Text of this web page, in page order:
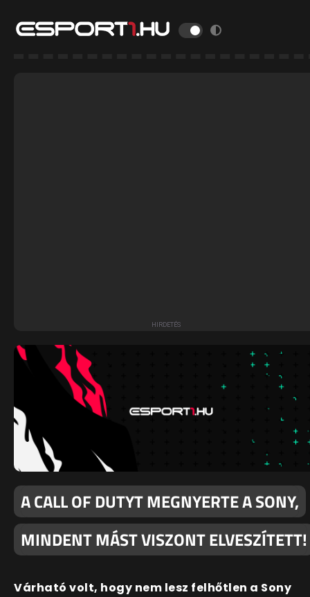
A CALL OF DUTYT MEGNYERTE A SONY,
MINDENT MÁST VISZONT ELVESZÍTETT!
Várható volt, hogy nem lesz felhőtlen a Sony